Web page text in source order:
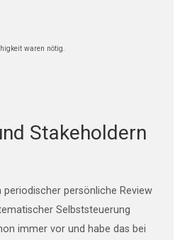
waren nötig.
Stakeholdern
periodischer persönliche Review
Selbststeuerung
immer vor und habe das bei